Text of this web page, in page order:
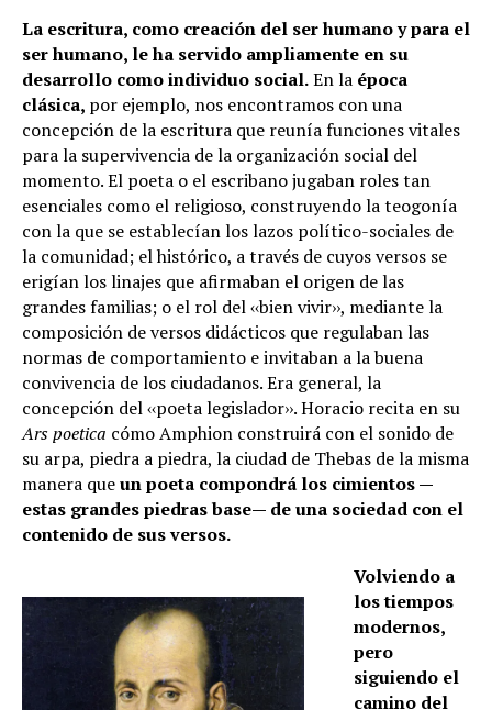
La escritura, como creación del ser humano y para el
ser humano, le ha servido ampliamente en su
desarrollo como individuo social.En la época
clásica, por ejemplo, nos encontramos con una
concepción de la escritura que reunía funciones vitales
para la supervivencia de la organización social del
momento. El poeta o el escribano jugaban roles tan
esenciales como el religioso, construyendo la teogonía
con la que se establecían los lazos político-sociales de
la comunidad; el histórico, a través de cuyos versos se
erigían los linajes que afirmaban el origen de las
grandes familias; o el rol del ‹‹bien vivir››, mediante la
composición de versos didácticos que regulaban las
normas de comportamiento e invitaban a la buena
convivencia de los ciudadanos. Era general, la
concepción del ‹‹poeta legislador››. Horacio recita en su
Ars poetica cómo Amphion construirá con el sonido de
su arpa, piedra a piedra, la ciudad de Thebas de la misma
manera queun poeta compondrá los cimientos —
estas grandes piedras base— de una sociedad con el
contenido de sus versos.
Volviendo a
los tiempos
modernos,
pero
siguiendo el
camino del